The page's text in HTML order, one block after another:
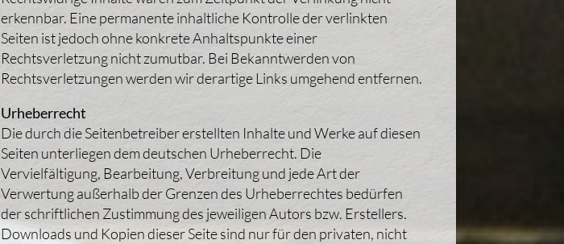
erkennbar. Eine permanente inhaltliche Kontrolle der verlinkten
Seiten ist jedoch ohne konkrete Anhaltspunkte einer
Rechtsverletzung nicht zumutbar. Bei Bekanntwerden von
Rechtsverletzungen werden wir derartige Links umgehend entfernen.
Urheberrecht
Die durch die Seitenbetreiber erstellten Inhalte und Werke auf diesen
Seiten unterliegen dem deutschen Urheberrecht. Die
Vervielfältigung, Bearbeitung, Verbreitung und jede Art der
Verwertung außerhalb der Grenzen des Urheberrechtes bedürfen
der schriftlichen Zustimmung des jeweiligen Autors bzw. Erstellers.
Downloads und Kopien dieser Seite sind nur für den privaten, nicht